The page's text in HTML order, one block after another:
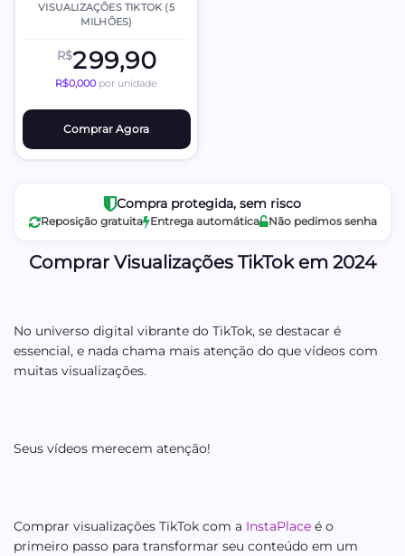
VISUALIZAÇÕES TIKTOK (5
MILHÕES)
R$299,90
R$0,000 por unidade
Comprar Agora
Compra protegida, sem risco
Reposição gratuita Entrega automática Não pedimos senha
Comprar Visualizações TikTok em 2024
No universo digital vibrante do TikTok, se destacar é
essencial, e nada chama mais atenção do que vídeos com
muitas visualizações.
Seus vídeos merecem atenção!
Comprar visualizações TikTok com a InstaPlace é o
primeiro passo para transformar seu conteúdo em um